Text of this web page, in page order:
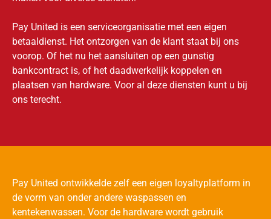
Pay United is een serviceorganisatie met een eigen
betaaldienst. Het ontzorgen van de klant staat bij ons
voorop. Of het nu het aansluiten op een gunstig
bankcontract is, of het daadwerkelijk koppelen en
plaatsen van hardware. Voor al deze diensten kunt u bij
ons terecht.
Pay United ontwikkelde zelf een eigen loyaltyplatform in
de vorm van onder andere waspassen en
kentekenwassen. Voor de hardware wordt gebruik